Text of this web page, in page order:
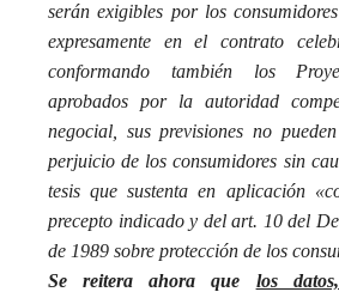
serán exigibles por los
expresamente en el contrato
conformando también los
aprobados por la autoridad
negocial, sus previsiones no
perjuicio de los consumidores sin
tesis que sustenta en aplicación
precepto indicado y del art. 10 del
de 1989 sobre protección de los
Se reitera ahora que los